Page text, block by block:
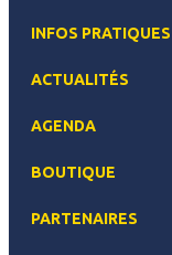
INFOS PRATIQUES
ACTUALITÉS
AGENDA
BOUTIQUE
PARTENAIRES